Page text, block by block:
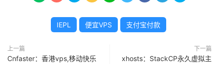
IEPL 便宜VPS 支付宝付款
上一篇
Cnfaster：香港vps,移动快乐
下一篇
xhosts：StackCP永久虚拟主